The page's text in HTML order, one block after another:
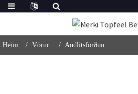
Heim Vörur Andlitsförðun